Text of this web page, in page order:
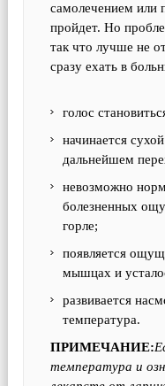
самолечением или
пройдет. Но
так что лучше не
сразу ехать в
голос
начинается
дальнейшем
невозможно
болезненных
горле;
появляется
мышцах и
развивается
температура.
ПРИМЕЧАНИЕ:
температура и